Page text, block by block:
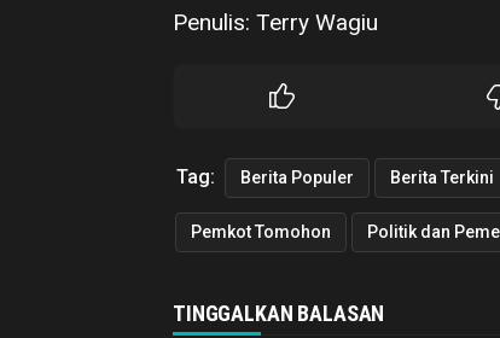
Penulis: Terry Wagiu
Tag: Berita Populer Berita Terkini
Pemkot Tomohon
TINGGALKAN BALASAN